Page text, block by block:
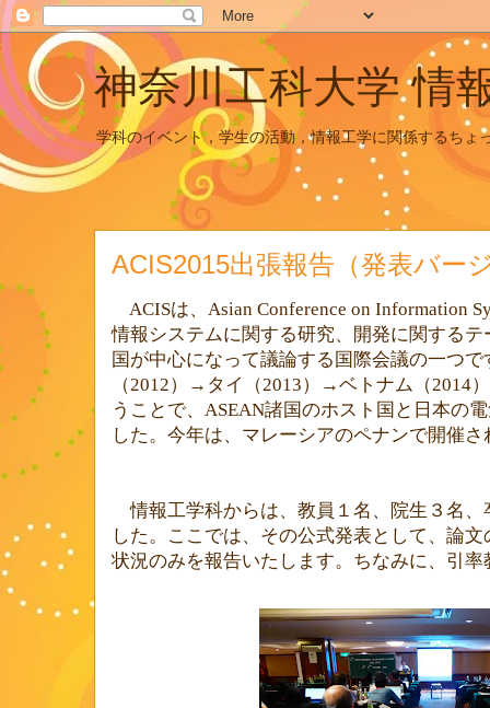
神奈川工科大学 情
学科のイベント，学生の活動，情報工学に関係するちょ
ACIS2015出張報告（発表バー
ACISは、 Asian Conference on Information
情報システムに関する研究、開発に関する
国 が中心になって議論する国際会議の一つ
（2012）→タイ（2013）→ベトナム（2014
うことで、 ASEAN諸国のホスト国と日本の
した。今年は、マレーシアのペナンで開催さ
情報工学科からは、教員１名、院生３名、
した。ここでは、その公式発表として、論
状況のみを報告いたします。ちなみに、引